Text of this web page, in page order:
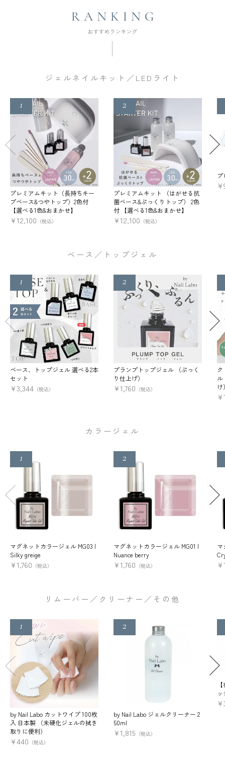
ジェルネイルキット／LEDライト
プレミアムキット（長持ちキー
プベース&つやトップ）2色付
【選べる1色&おまかせ】
¥12,100 （税込）
プレミアムキット （はがせる抗
菌ベース&ぷっくりトップ） 2色
付 【選べる1色&おまかせ】
¥12,100 （税込）
¥
ベース／トップジェル
ベース、トップジェル 選べる2本
セット
¥3,344 （税込）
プランプトップジェル （ぷっく
り仕上げ）
¥1,760 （税込）
ル
け
¥
カラージェル
マグネットカラージェル MG03 |
Silky greige
¥1,760 （税込）
マグネットカラージェル MG01 |
Nuance berry
¥1,760 （税込）
マ
¥
リムーバー／クリーナー／その他
by Nail Labo カットワイプ 100枚
入 日本製 （未硬化ジェルの拭き
取りに便利）
¥440 （税込）
by Nail Labo ジェルクリーナー 2
50ml
¥1,815 （税込）
¥